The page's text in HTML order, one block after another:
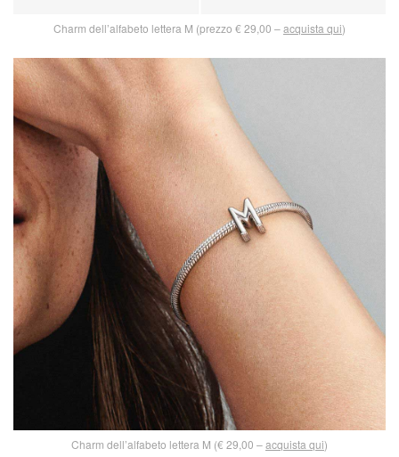
Charm dell’alfabeto lettera M (prezzo € 29,00 –acquista qui)
Charm dell’alfabeto lettera M (€ 29,00 –acquista qui)